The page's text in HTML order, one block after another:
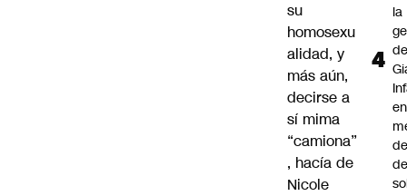
su
homosexu
alidad, y
más aún,
decirse a
sí mima
“camiona”
, hacía de
Nicole
la
de
en
de